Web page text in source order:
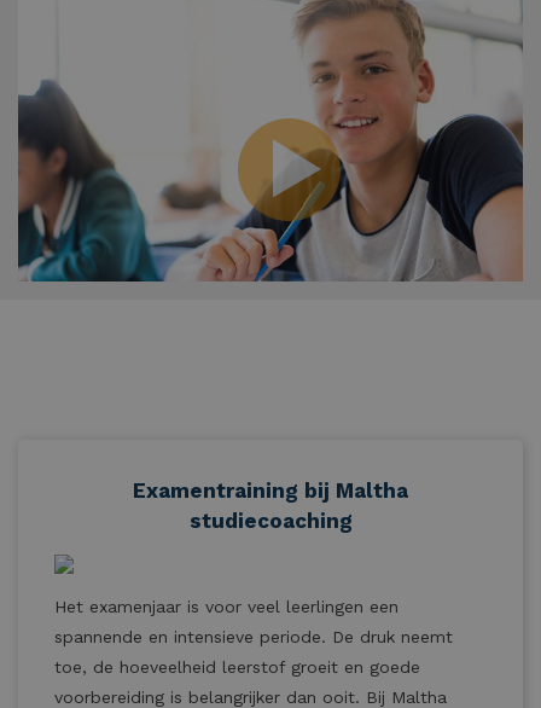
Examentraining bij Maltha
studiecoaching
Het examenjaar is voor veel leerlingen een
spannende en intensieve periode. De druk neemt
toe, de hoeveelheid leerstof groeit en goede
voorbereiding is belangrijker dan ooit. Bij Maltha